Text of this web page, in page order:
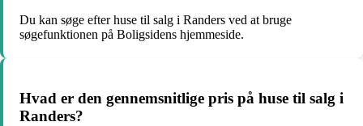
Du kan søge efter huse til salg i Randers ved at bruge
søgefunktionen på Boligsidens hjemmeside.
Hvad er den gennemsnitlige pris på huse til salg i
Randers?